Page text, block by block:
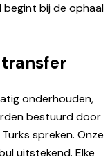
bij de ophaal
onderhouden,
bestuurd door
spreken. Onze
uitstekend. Elke